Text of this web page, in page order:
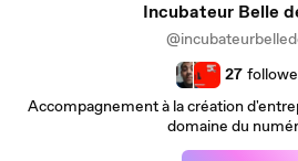
Incubateur Belle
27
Accompagnement à la création
domaine du